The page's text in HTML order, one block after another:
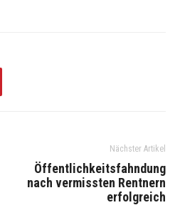
Nächster Artikel
Öffentlichkeitsfahndung
nach vermissten Rentnern
erfolgreich